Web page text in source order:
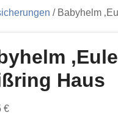
/ Babyhelm
Haus
€